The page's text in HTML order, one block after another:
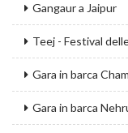
Gangaur a Jaipur
Teej - Festival
Gara in barca
Gara in barca